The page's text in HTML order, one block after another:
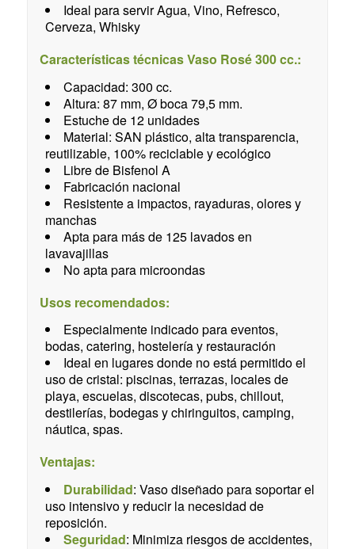
Ideal para servir Agua, Vino, Refresco,
Cerveza, Whisky
Características técnicas Vaso Rosé 300 cc.:
Capacidad: 300 cc.
Altura: 87 mm, Ø boca 79,5 mm.
Estuche de 12 unidades
Material: SAN plástico, alta transparencia,
reutilizable, 100% reciclable y ecológico
Libre de Bisfenol A
Fabricación nacional
Resistente a impactos, rayaduras, olores y
manchas
Apta para más de 125 lavados en
lavavajillas
No apta para microondas
Usos recomendados:
Especialmente indicado para eventos,
bodas, catering, hostelería y restauración
Ideal en lugares donde no está permitido el
uso de cristal: piscinas, terrazas, locales de
playa, escuelas, discotecas, pubs, chillout,
destilerías, bodegas y chiringuitos, camping,
náutica, spas.
Ventajas:
Durabilidad: Vaso diseñado para soportar el
uso intensivo y reducir la necesidad de
reposición.
Seguridad: Minimiza riesgos de accidentes,